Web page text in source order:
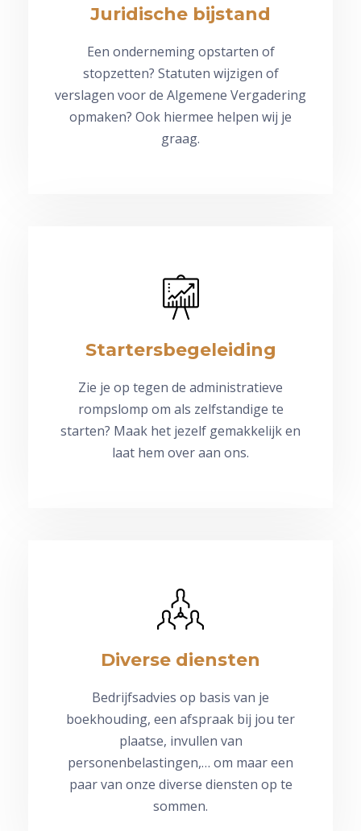
Juridische bijstand
Een onderneming opstarten of
stopzetten? Statuten wijzigen of
verslagen voor de Algemene Vergadering
opmaken? Ook hiermee helpen wij je
graag.
Startersbegeleiding
Zie je op tegen de administratieve
rompslomp om als zelfstandige te
starten? Maak het jezelf gemakkelijk en
laat hem over aan ons.
Diverse diensten
Bedrijfsadvies op basis van je
boekhouding, een afspraak bij jou ter
plaatse, invullen van
personenbelastingen,… om maar een
paar van onze diverse diensten op te
sommen.